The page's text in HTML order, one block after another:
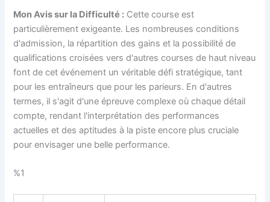
Mon Avis sur la Difficulté : Cette course est
particulièrement exigeante. Les nombreuses conditions
d'admission, la répartition des gains et la possibilité de
qualifications croisées vers d'autres courses de haut niveau
font de cet événement un véritable défi stratégique, tant
pour les entraîneurs que pour les parieurs. En d'autres
termes, il s'agit d'une épreuve complexe où chaque détail
compte, rendant l'interprétation des performances
actuelles et des aptitudes à la piste encore plus cruciale
pour envisager une belle performance.
%1